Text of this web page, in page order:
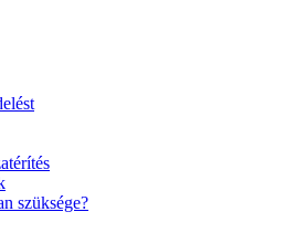
szüksége?